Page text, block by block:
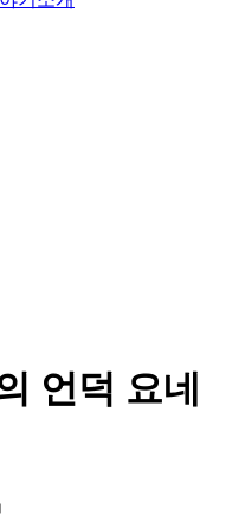
언덕 요네
」